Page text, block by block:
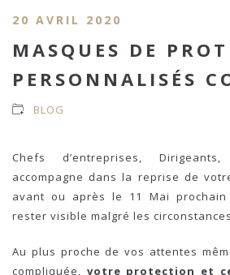
20 AVRIL 2020
MASQUES DE
PERSONNALISÉS
BLOG
Chefs d’entreprises,
accompagne dans la reprise de
avant ou après le 11 Mai
rester visible malgré les
Au plus proche de vos attentes
compliquée, votre protection et